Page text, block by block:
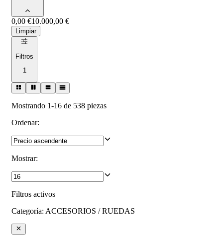
0,00 €10.000,00 €
Limpiar
Filtros
1
Mostrando 1-16 de 538 piezas
Ordenar:
Mostrar:
Filtros activos
Categoría: ACCESORIOS / RUEDAS